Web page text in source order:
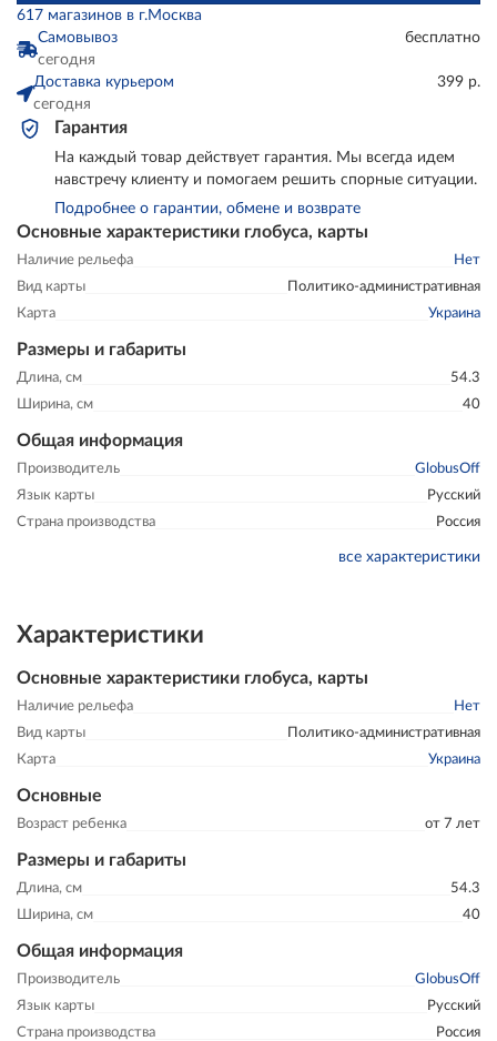
Основные характеристики глобуса, карты
Наличие рельефа
Нет
Вид карты
Политико-административная
Карта
Украина
Размеры и габариты
Длина, см
54.3
Ширина, см
40
Общая информация
Производитель
GlobusOff
Язык карты
Русский
Страна производства
Россия
все характеристики
617 магазинов в г.Москва
Самовывоз
сегодня
бесплатно
Доставка курьером
сегодня
399 р.
Гарантия
На каждый товар действует гарантия. Мы всегда идем
навстречу клиенту и помогаем решить спорные ситуации.
Подробнее о гарантии, обмене и возврате
Характеристики
Основные характеристики глобуса, карты
Наличие рельефа
Нет
Вид карты
Политико-административная
Карта
Украина
Основные
Возраст ребенка от 7 лет
Размеры и габариты
Длина, см
54.3
Ширина, см
40
Общая информация
Производитель
GlobusOff
Язык карты
Русский
Страна производства
Россия